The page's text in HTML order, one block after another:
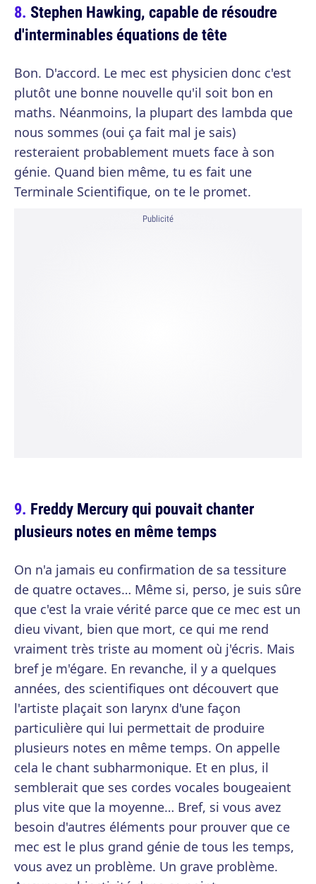
Stephen Hawking, capable de résoudre
d'interminables équations de tête
Bon. D'accord. Le mec est physicien donc c'est
plutôt une bonne nouvelle qu'il soit bon en
maths. Néanmoins, la plupart des lambda que
nous sommes (oui ça fait mal je sais)
resteraient probablement muets face à son
génie. Quand bien même, tu es fait une
Terminale Scientifique, on te le promet.
Publicité
Freddy Mercury qui pouvait chanter
plusieurs notes en même temps
On n'a jamais eu confirmation de sa tessiture
de quatre octaves… Même si, perso, je suis sûre
que c'est la vraie vérité parce que ce mec est un
dieu vivant, bien que mort, ce qui me rend
vraiment très triste au moment où j'écris. Mais
bref je m'égare. En revanche, il y a quelques
années, des scientifiques ont découvert que
l'artiste plaçait son larynx d'une façon
particulière qui lui permettait de produire
plusieurs notes en même temps. On appelle
cela le chant subharmonique. Et en plus, il
semblerait que ses cordes vocales bougeaient
plus vite que la moyenne… Bref, si vous avez
besoin d'autres éléments pour prouver que ce
mec est le plus grand génie de tous les temps,
vous avez un problème. Un grave problème.